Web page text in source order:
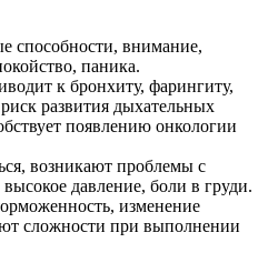
способности, внимание,
паника.
к бронхиту, фарингиту,
развития дыхательных
появлению онкологии
возникают проблемы с
давление, боли в груди.
изменение
сложности при выполнении